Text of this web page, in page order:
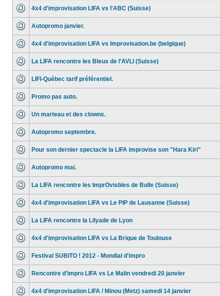
4x4 d'improvisation LIFA vs l'ABC (Suisse)
Autopromo janvier.
4x4 d'improvisation LIFA vs Improvisation.be (belgique)
La LIFA rencontre les Bleus de l'AVLI (Suisse)
LIFI-Québec tarif préférentiel.
Promo pas auto.
Un marteau et des clowns.
Autopromo septembre.
Pour son dernier spectacle la LIFA improvise son "Hara Kiri"
Autopromo mai.
La LIFA rencontre les ImprOvisbles de Bulle (Suisse)
4x4 d'improvisation LIFA vs Le PIP de Lausanne (Suisse)
La LIFA rencontre la Lilyade de Lyon
4x4 d'improvisation LIFA vs La Brique de Toulouse
Festival SUBITO ! 2012 - Mondial d'impro
Rencontre d'impro LIFA vs Le Malin vendredi 20 janvier
4x4 d'improvisation LIFA / Minou (Metz) samedi 14 janvier